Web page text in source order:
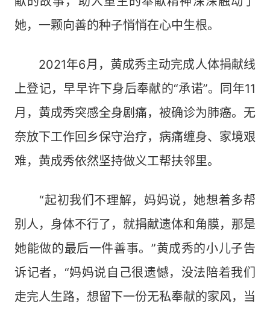
她，一颗向善的种子悄悄在心中生根。
2021年6月，黄成秀主动完成人体捐献线
上登记，早早许下身后奉献的“承诺”。同年11
月，黄成秀突感全身剧痛，被确诊为肺癌。无
奈放下工作回乡保守治疗，病痛缠身、家境艰
难，黄成秀依然坚持做义工帮扶邻里。
“起初我们不理解，妈妈说，她想着多帮
别人，身体不行了，就捐献遗体和角膜，那是
她能做的最后一件善事。”黄成秀的小儿子告
诉记者，“妈妈说自己很遗憾，没法陪着我们
走完人生路，想留下一份无私奉献的家风，当